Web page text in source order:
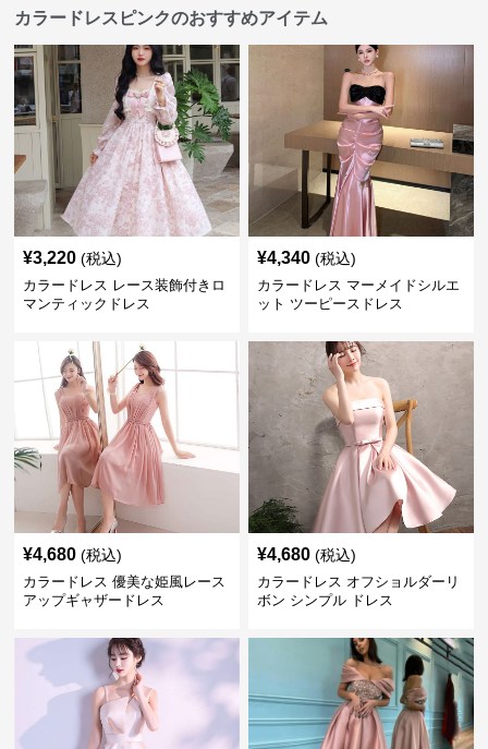
¥3,220 (税込)
カラードレス レース装飾付きロ
マンティックドレス
¥4,340 (税込)
カラードレス マーメイドシルエ
ット ツーピースドレス
¥4,680 (税込)
カラードレス 優美な姫風レース
アップギャザードレス
¥4,680 (税込)
カラードレス オフショルダーリ
ボン シンプル ドレス